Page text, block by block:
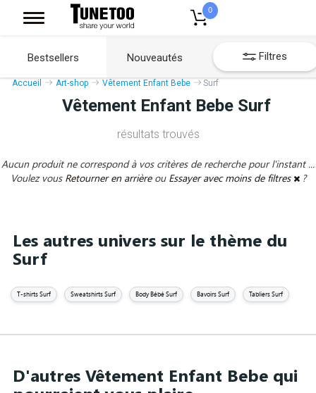
0
Bestsellers Nouveautés Filtres
Accueil Art-shop Vêtement Enfant Bebe Surf
Vêtement Enfant Bebe Surf
résultats trouvés
Aucun produit ne correspond à vos critères de recherche pour l'instant ...
Voulez vous Retourner en arrière ou Essayer avec moins de filtres ?
Les autres univers sur le thème du
Surf
T-shirts Surf Sweatshirts Surf Body Bébé Surf Bavoirs Surf Tabliers Surf
D'autres Vêtement Enfant Bebe qui